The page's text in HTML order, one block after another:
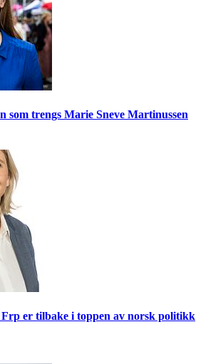
som trengs Marie Sneve Martinussen
Frp er tilbake i toppen av norsk politikk